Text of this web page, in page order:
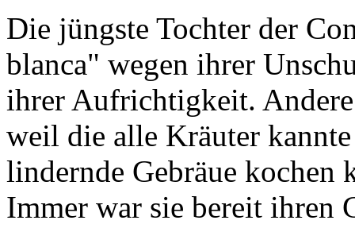
Die jüngste Tochter der
blanca" wegen ihrer
ihrer Aufrichtigkeit. Andere
weil die alle Kräuter
lindernde Gebräue kochen
Immer war sie bereit ihren